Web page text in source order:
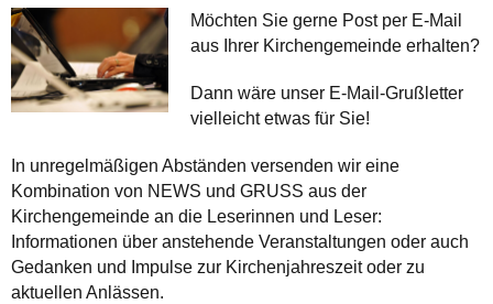
Möchten Sie gerne Post per E-Mail
aus Ihrer Kirchengemeinde erhalten?
Dann wäre unser E-Mail-Grußletter
vielleicht etwas für Sie!
In unregelmäßigen Abständen versenden wir eine
Kombination von NEWS und GRUSS aus der
Kirchengemeinde an die Leserinnen und Leser:
Informationen über anstehende Veranstaltungen oder auch
Gedanken und Impulse zur Kirchenjahreszeit oder zu
aktuellen Anlässen.